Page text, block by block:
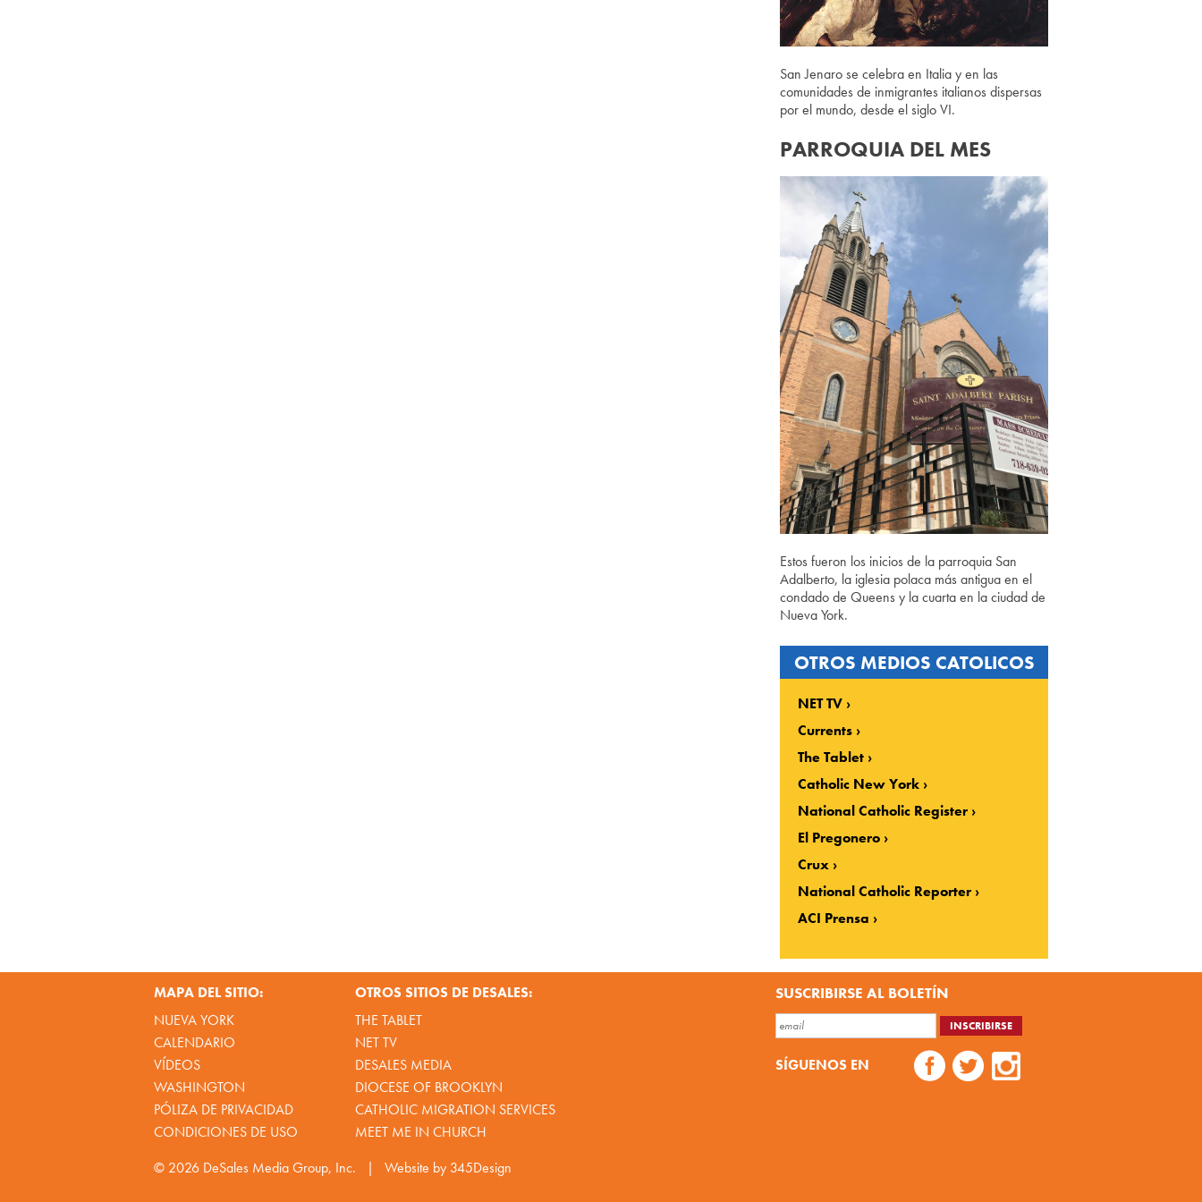
San Jenaro se celebra en Italia y en las
comunidades de inmigrantes italianos dispersas
por el mundo, desde el siglo VI.
PARROQUIA DEL MES
Estos fueron los inicios de la parroquia San
Adalberto, la iglesia polaca más antigua en el
condado de Queens y la cuarta en la ciudad de
Nueva York.
OTROS MEDIOS CATOLICOS
NET TV
Currents
The Tablet
Catholic New York
National Catholic Register
El Pregonero
Crux
National Catholic Reporter
ACI Prensa
MAPA DEL SITIO:
NUEVA YORK
CALENDARIO
VÍDEOS
WASHINGTON
PÓLIZA DE PRIVACIDAD
CONDICIONES DE USO
OTROS SITIOS DE DESALES:
THE TABLET
NET TV
DESALES MEDIA
DIOCESE OF BROOKLYN
CATHOLIC MIGRATION SERVICES
MEET ME IN CHURCH
SUSCRIBIRSE AL BOLETÍN
SÍGUENOS EN
© 2026 DeSales Media Group, Inc. | Website by 345Design